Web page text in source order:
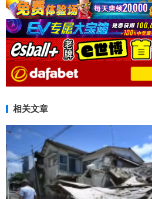
相关文章